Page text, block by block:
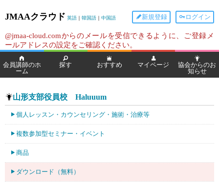
JMAAクラウド 英語 ｜ 韓国語 ｜ 中国語 ログイン
新規登録
@jmaa-cloud.comからのメールを受信できるように、ご登録メ
ールアドレスの設定をご確認ください。
会員講師のホ
ーム
探す おすすめ マイページ
協会からのお
知らせ
山形支部役員校 Haluuum
個人レッスン・カウンセリング・施術・治療等
複数参加型セミナー・イベント
商品
ダウンロード（無料）